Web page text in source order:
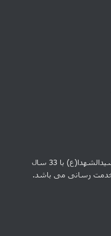
موسسه فرهنگی آموزشی امام حسین سیدالشهدا(ع) با 33 سال